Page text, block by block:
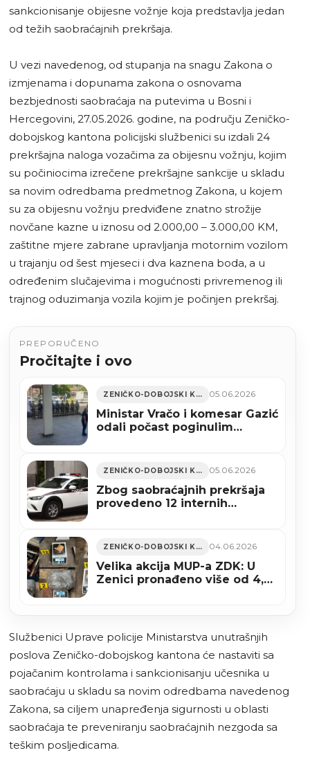
sankcionisanje obijesne vožnje koja predstavlja jedan
od težih saobraćajnih prekršaja.
U vezi navedenog, od stupanja na snagu Zakona o
izmjenama i dopunama zakona o osnovama
bezbjednosti saobraćaja na putevima u Bosni i
Hercegovini, 27.05.2026. godine, na području Zeničko-
dobojskog kantona policijski službenici su izdali 24
prekršajna naloga vozačima za obijesnu vožnju, kojim
su počiniocima izrečene prekršajne sankcije u skladu
sa novim odredbama predmetnog Zakona, u kojem
su za obijesnu vožnju predviđene znatno strožije
novčane kazne u iznosu od 2.000,00 – 3.000,00 KM,
zaštitne mjere zabrane upravljanja motornim vozilom
u trajanju od šest mjeseci i dva kaznena boda, a u
određenim slučajevima i mogućnosti privremenog ili
trajnog oduzimanja vozila kojim je počinjen prekršaj.
PREPORUČENO
Pročitajte i ovo
ZENIČKO-DOBOJSKI KANTON 05.06.2026
Ministar Vračo i komesar Gazić
odali počast poginulim
ZENIČKO-DOBOJSKI KANTON 05.06.2026
Zbog saobraćajnih prekršaja
provedeno 12 internih
ZENIČKO-DOBOJSKI KANTON 04.06.2026
Velika akcija MUP-a ZDK: U
Zenici pronađeno više od 4,4
Službenici Uprave policije Ministarstva unutrašnjih
poslova Zeničko-dobojskog kantona će nastaviti sa
pojačanim kontrolama i sankcionisanju učesnika u
saobraćaju u skladu sa novim odredbama navedenog
Zakona, sa ciljem unapređenja sigurnosti u oblasti
saobraćaja te preveniranju saobraćajnih nezgoda sa
teškim posljedicama.